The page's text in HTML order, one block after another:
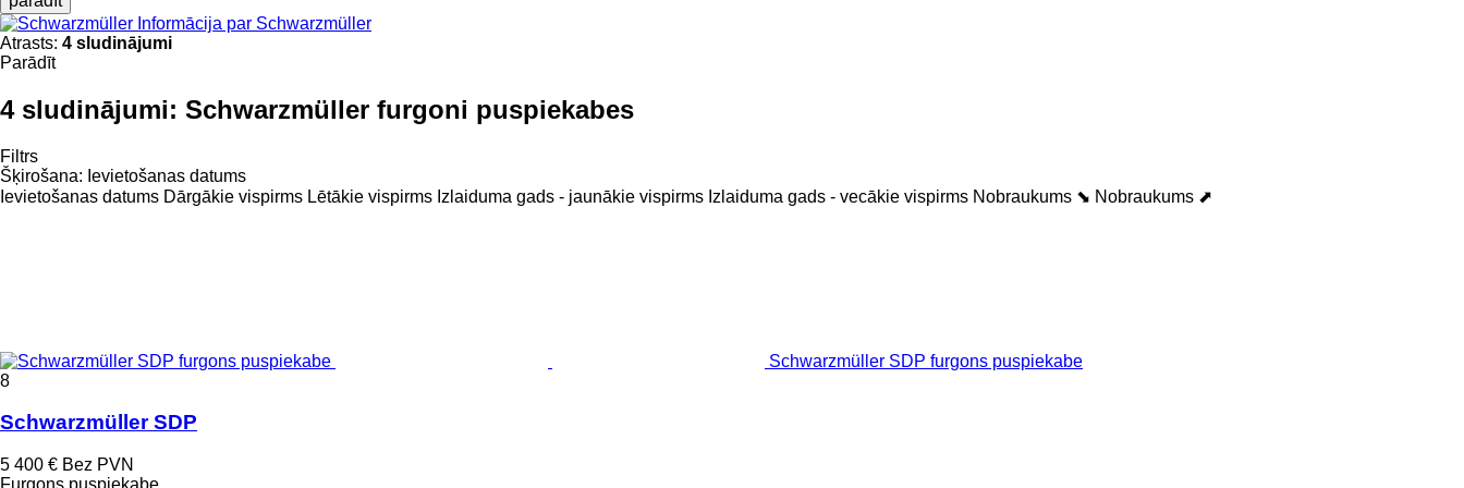
Informācija par Schwarzmüller
Atrasts: 4 sludinājumi
Parādīt
4 sludinājumi: Schwarzmüller furgoni puspiekabes
Filtrs
Šķirošana: Ievietošanas datums
Ievietošanas datums Dārgākie vispirms Lētākie vispirms Izlaiduma gads - jaunākie vispirms Izlaiduma gads - vecākie vispirms Nobraukums ⬊ Nobraukums ⬈
Schwarzmüller SDP furgons puspiekabe
8
Schwarzmüller SDP
5 400 € Bez PVN